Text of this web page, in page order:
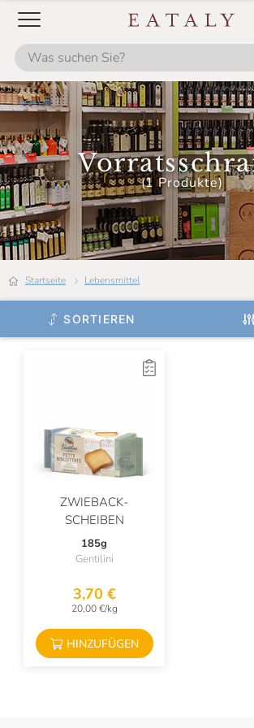
(1 Produkte)
Startseite Lebensmittel
SORTIEREN
Dani Coop
Dario Previdi
De Carlo
Delfino
Dolce Bontà
Duca D'Alba
Eataly
Filippini
Frantoi Cutrera
Frantoio Muraglia
Fuchs
Giusti
Golosi Di Salute
Grondona
Il Mercante Di Spezie
ZWIEBACK-
SCHEIBEN
185g
Gentilini
3,70 €
20,00 €/kg
HINZUFÜGEN